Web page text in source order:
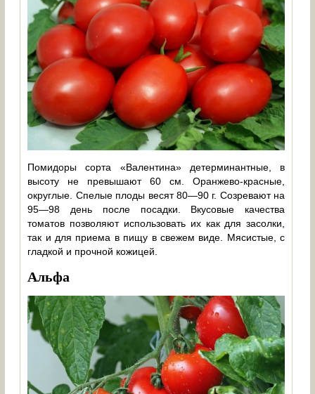
Помидоры сорта «Валентина» детерминантные, в
высоту не превышают 60 см. Оранжево-красные,
округлые. Спелые плоды весят 80—90 г. Созревают на
95—98 день после посадки. Вкусовые качества
томатов позволяют использовать их как для засолки,
так и для приема в пищу в свежем виде. Мясистые, с
гладкой и прочной кожицей.
Альфа